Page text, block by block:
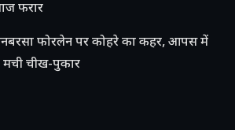
फरार
फोरलेन पर कोहरे का कहर, आपस में
मची चीख-पुकार